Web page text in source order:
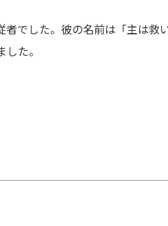
でした。彼の名前は「主は救
た。